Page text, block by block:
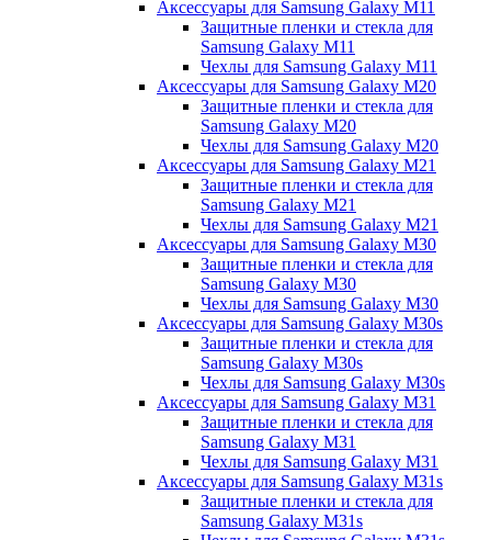
Аксессуары для Samsung Galaxy M11
Защитные пленки и стекла для
Samsung Galaxy M11
Чехлы для Samsung Galaxy M11
Аксессуары для Samsung Galaxy M20
Защитные пленки и стекла для
Samsung Galaxy M20
Чехлы для Samsung Galaxy M20
Аксессуары для Samsung Galaxy M21
Защитные пленки и стекла для
Samsung Galaxy M21
Чехлы для Samsung Galaxy M21
Аксессуары для Samsung Galaxy M30
Защитные пленки и стекла для
Samsung Galaxy M30
Чехлы для Samsung Galaxy M30
Аксессуары для Samsung Galaxy M30s
Защитные пленки и стекла для
Samsung Galaxy M30s
Чехлы для Samsung Galaxy M30s
Аксессуары для Samsung Galaxy M31
Защитные пленки и стекла для
Samsung Galaxy M31
Чехлы для Samsung Galaxy M31
Аксессуары для Samsung Galaxy M31s
Защитные пленки и стекла для
Samsung Galaxy M31s